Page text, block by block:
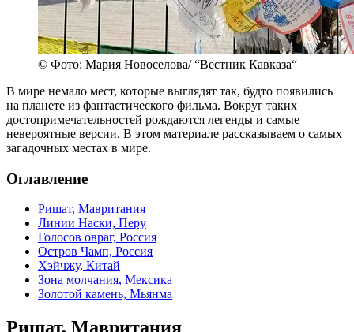
© Фото: Мария Новоселова/ “Вестник Кавказа“
В мире немало мест, которые выглядят так, будто появились
на планете из фантастического фильма. Вокруг таких
достопримечательностей рождаются легенды и самые
невероятные версии. В этом материале рассказываем о самых
загадочных местах в мире.
Оглавление
Ришат, Мавритания
Линии Наски, Перу
Голосов овраг, Россия
Остров Чамп, Россия
Хэйчжу, Китай
Зона молчания, Мексика
Золотой камень, Мьянма
Ришат, Мавритания